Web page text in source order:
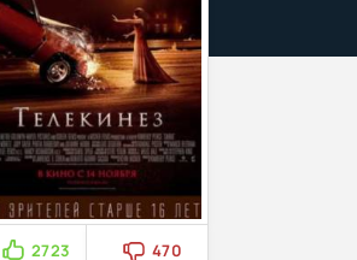
2723
470